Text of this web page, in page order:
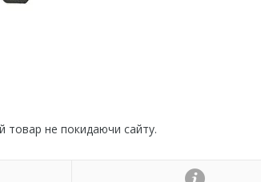
товар не покидаючи сайту.